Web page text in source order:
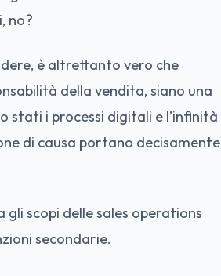
no?
è altrettanto vero che
della vendita, siano una
stati i processi digitali e l’infinità
di causa portano decisamente
scopi delle sales operations
secondarie.